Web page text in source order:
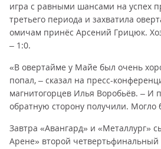
игра с равными шансами на успех
третьего периода и захватила
омичам принёс Арсений Грицюк.
– 1:0.
«В овертайме у Майе был очень
попал, – сказал на пресс-
магнитогорцев Илья Воробьёв. – И
обратную сторону получили. Могло
Завтра «Авангард» и «Металлург»
Арене» второй четвертьфинальный